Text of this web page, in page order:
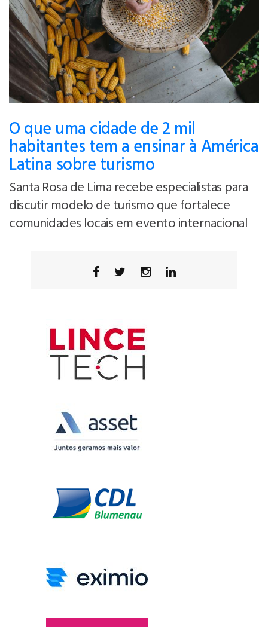
O que uma cidade de 2 mil
habitantes tem a ensinar à América
Latina sobre turismo
Santa Rosa de Lima recebe especialistas para
discutir modelo de turismo que fortalece
comunidades locais em evento internacional